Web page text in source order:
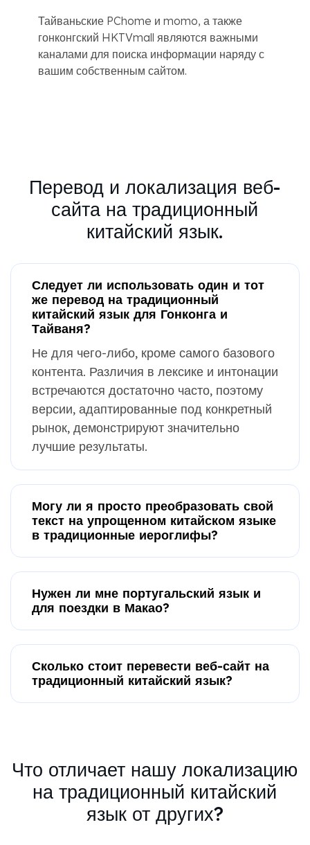
Тайваньские PChome и momo, а также
гонконгский HKTVmall являются важными
каналами для поиска информации наряду с
вашим собственным сайтом.
Перевод и локализация веб-
сайта на традиционный
китайский язык.
Следует ли использовать один и тот
же перевод на традиционный
китайский язык для Гонконга и
Тайваня?
Не для чего-либо, кроме самого базового
контента. Различия в лексике и интонации
встречаются достаточно часто, поэтому
версии, адаптированные под конкретный
рынок, демонстрируют значительно
лучшие результаты.
Могу ли я просто преобразовать свой
текст на упрощенном китайском языке
в традиционные иероглифы?
Нужен ли мне португальский язык и
для поездки в Макао?
Сколько стоит перевести веб-сайт на
традиционный китайский язык?
Что отличает нашу локализацию
на традиционный китайский
язык от других?